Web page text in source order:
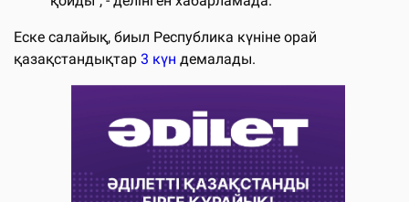
Еске салайық, биыл Республика күніне орай
қазақстандықтар 3 күн демалады.